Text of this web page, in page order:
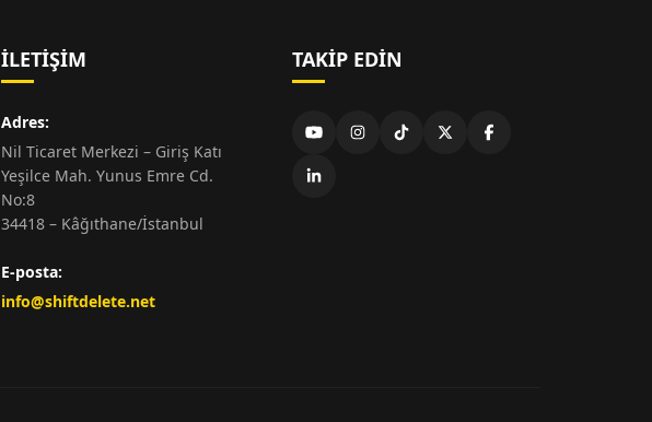
İLETIŞIM
Adres:
Nil Ticaret Merkezi – Giriş Katı
Yeşilce Mah. Yunus Emre Cd.
No:8
34418 – Kâğıthane/İstanbul
E-posta:
info@shiftdelete.net
TAKIP EDIN